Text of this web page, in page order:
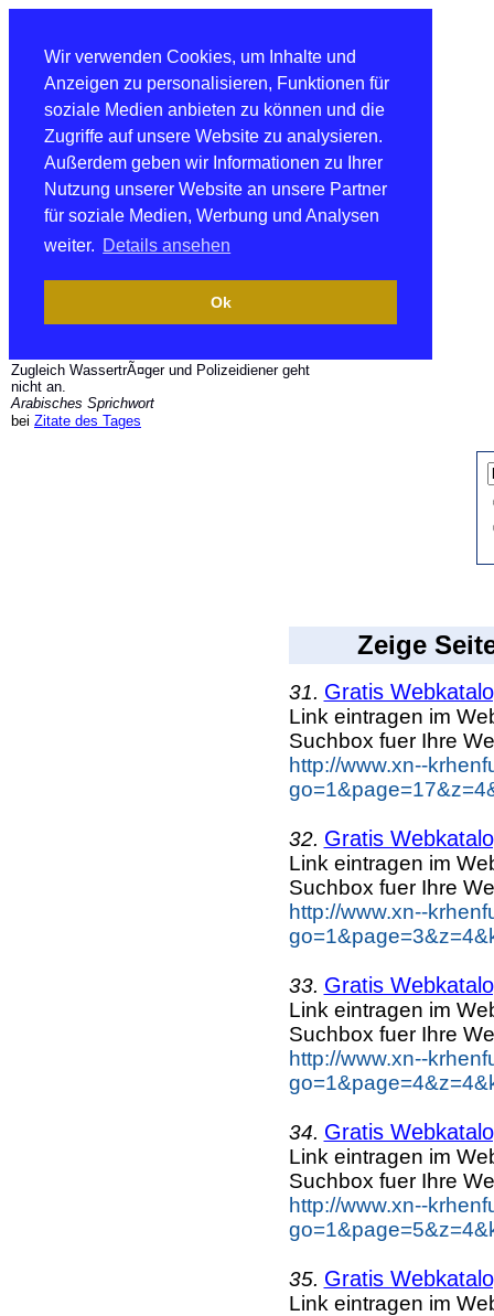
Wir verwenden Cookies, um Inhalte und
Anzeigen zu personalisieren, Funktionen für
soziale Medien anbieten zu können und die
Zugriffe auf unsere Website zu analysieren.
Außerdem geben wir Informationen zu Ihrer
Nutzung unserer Website an unsere Partner
für soziale Medien, Werbung und Analysen
weiter. Details ansehen
Ok
Zugleich WassertrÃ¤ger und Polizeidiener geht
nicht an.
Arabisches Sprichwort
bei Zitate des Tages
Zeige
31. Gratis
Link eintragen im
Suchbox fuer Ihre
http://www.xn--
32. Gratis
Link eintragen im
Suchbox fuer Ihre
http://www.xn--
33. Gratis
Link eintragen im
Suchbox fuer Ihre
http://www.xn--
34. Gratis
Link eintragen im
Suchbox fuer Ihre
http://www.xn--
35. Gratis
Link eintragen im